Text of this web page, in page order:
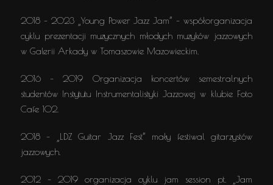
2018 – 2023 „Young Power Jazz Jam” – współorganizacja
cyklu prezentacji muzycznych młodych muzyków jazzowych
w Galerii Arkady w Tomaszowie Mazowieckim.
2016 – 2019 Organizacja koncertów semestralnych
studentów Instytutu Instrumentalistyki Jazzowej w klubie Foto
Cafe 102.
2018 – „LDZ Guitar Jazz Fest” mały festiwal gitarzystów
jazzowych.
2012 – 2019 organizacja cyklu jam session pt. „Jam